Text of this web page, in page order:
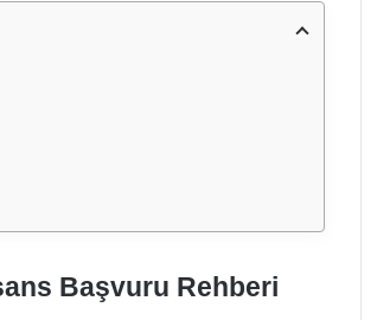
Başvuru Rehberi